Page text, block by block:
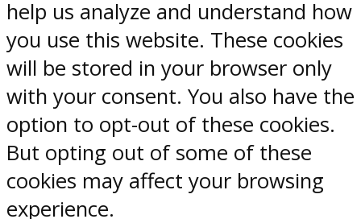
help us analyze and understand how
you use this website. These cookies
will be stored in your browser only
with your consent. You also have the
option to opt-out of these cookies.
But opting out of some of these
cookies may affect your browsing
experience.